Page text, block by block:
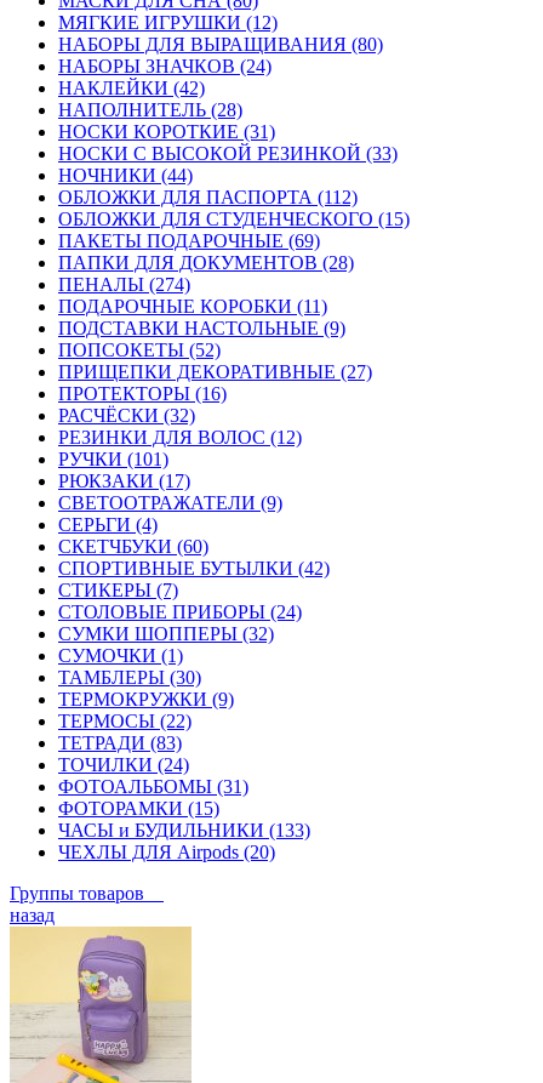
МЯГКИЕ ИГРУШКИ (12)
НАБОРЫ ДЛЯ ВЫРАЩИВАНИЯ (80)
НАБОРЫ ЗНАЧКОВ (24)
НАКЛЕЙКИ (42)
НАПОЛНИТЕЛЬ (28)
НОСКИ КОРОТКИЕ (31)
НОСКИ С ВЫСОКОЙ РЕЗИНКОЙ (33)
НОЧНИКИ (44)
ОБЛОЖКИ ДЛЯ ПАСПОРТА (112)
ОБЛОЖКИ ДЛЯ СТУДЕНЧЕСКОГО (15)
ПАКЕТЫ ПОДАРОЧНЫЕ (69)
ПАПКИ ДЛЯ ДОКУМЕНТОВ (28)
ПЕНАЛЫ (274)
ПОДАРОЧНЫЕ КОРОБКИ (11)
ПОДСТАВКИ НАСТОЛЬНЫЕ (9)
ПОПСОКЕТЫ (52)
ПРИЩЕПКИ ДЕКОРАТИВНЫЕ (27)
ПРОТЕКТОРЫ (16)
РАСЧЁСКИ (32)
РЕЗИНКИ ДЛЯ ВОЛОС (12)
РУЧКИ (101)
РЮКЗАКИ (17)
СВЕТООТРАЖАТЕЛИ (9)
СЕРЬГИ (4)
СКЕТЧБУКИ (60)
СПОРТИВНЫЕ БУТЫЛКИ (42)
СТИКЕРЫ (7)
СТОЛОВЫЕ ПРИБОРЫ (24)
СУМКИ ШОППЕРЫ (32)
СУМОЧКИ (1)
ТАМБЛЕРЫ (30)
ТЕРМОКРУЖКИ (9)
ТЕРМОСЫ (22)
ТЕТРАДИ (83)
ТОЧИЛКИ (24)
ФОТОАЛЬБОМЫ (31)
ФОТОРАМКИ (15)
ЧАСЫ и БУДИЛЬНИКИ (133)
ЧЕХЛЫ ДЛЯ Airpods (20)
Группы товаров
назад